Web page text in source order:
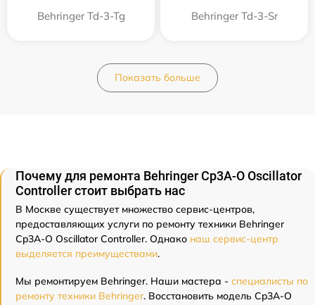
Behringer Td-3-Tg Behringer Td-3-Sr
Показать больше
Почему для ремонта Behringer Cp3A-O Oscillator
Controller стоит выбрать нас
В Москве существует множество сервис-центров,
предоставляющих услуги по ремонту техники Behringer
Cp3A-O Oscillator Controller. Однако наш сервис-центр
выделяется преимуществами.
Мы ремонтируем Behringer. Наши мастера - специалисты по
ремонту техники Behringer. Восстановить модель Cp3A-O